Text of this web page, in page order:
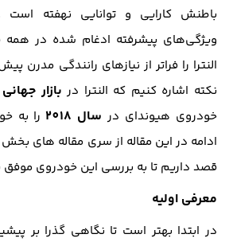
باطنش کارایی و توانایی نهفته
ویژگی‌های پیشرفته ادغام شده در
النترا را فراتر از نیازهای رانندگی مدرن
نکته اشاره کنیم که النترا در بازار جهانی
خودروی هیوندای در سال 2018
را به
ادامه در این مقاله از سری مقاله های
قصد داریم تا به بررسی این خودروی موفق
معرفی اولیه
در ابتدا بهتر است تا نگاهی گذرا بر